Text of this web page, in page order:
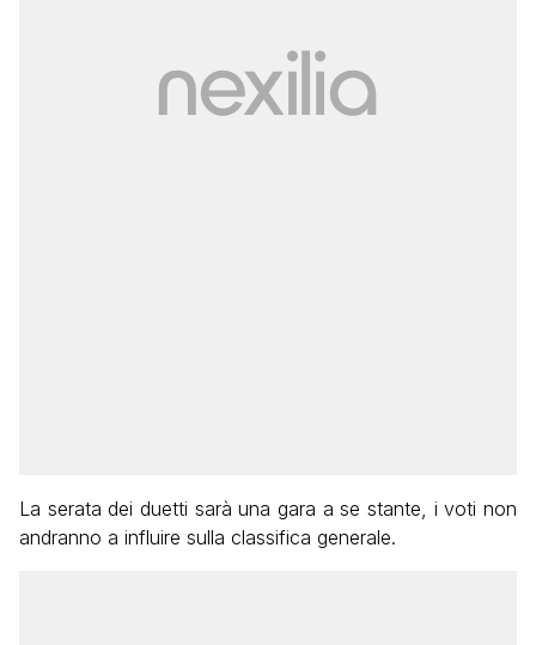
La serata dei duetti sarà una gara a se stante, i voti non
andranno a influire sulla classifica generale.